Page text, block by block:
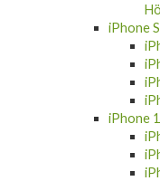
iPhone
iPhone